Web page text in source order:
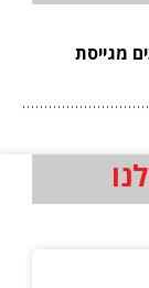
מגייסת